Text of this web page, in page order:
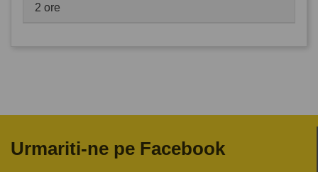
2 ore
Urmariti-ne pe Facebook